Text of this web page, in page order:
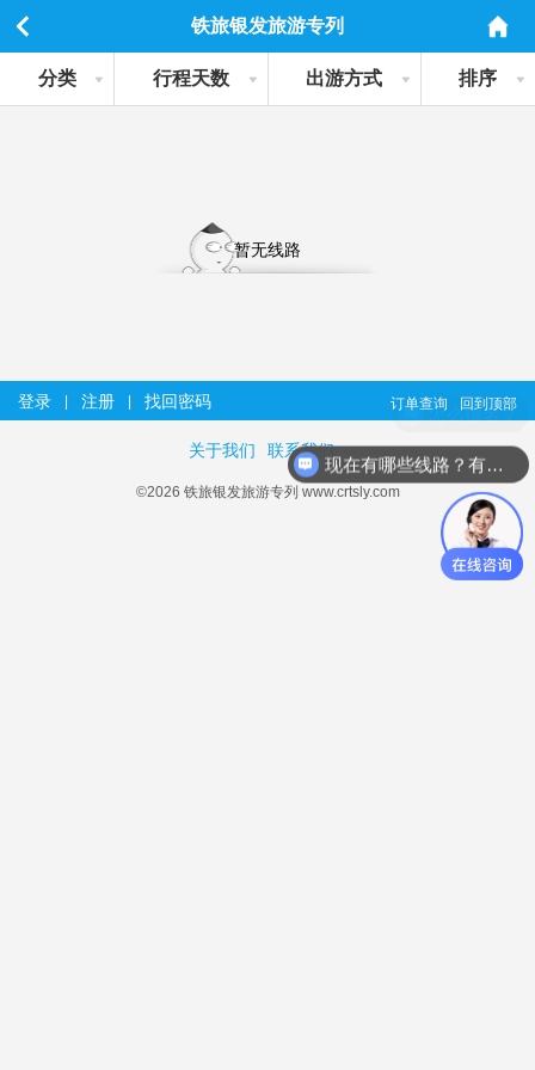
铁旅银发旅游专列
分类 行程天数 出游方式 排序
暂无线路
登录 注册 找回密码 回到顶部
订单查询
关于我们 联系我们
©2026 铁旅银发旅游专列 www.crtsly.com
现在有哪些线路？有详细行程吗？
怎么报名？